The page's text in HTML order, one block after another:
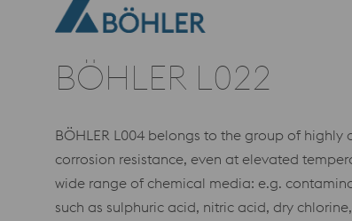
BÖHLER L022
BÖHLER L004 belongs to the group of
corrosion resistance, even at elevated
wide range of chemical media: e.g.
such as sulphuric acid, nitric acid, dry